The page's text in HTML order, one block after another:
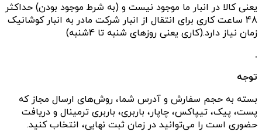
یعنی کالا در انبار ما موجود نیست و (به شرط موجود بودن) حداکثر
48 ساعت کاری برای انتقال از انبار شرکت مادر به انبار کوشانیک
زمان نیاز دارد.(کاری یعنی روزهای شنبه تا 4شنبه)
.
توجه
بسته به حجم سفارش و آدرس شما، روش‌های ارسال مجاز که
پست، پیک، تیپاکس، چاپار، باربری، باربری ترمینال و دریافت
حضوری است را می‌توانید در زمان ثبت نهایی، انتخاب کنید.